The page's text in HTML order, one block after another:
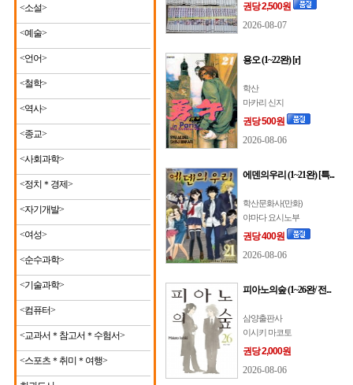
<소설>
<예술>
<언어>
<철학>
<역사>
<종교>
<사회과학>
<정치＊경제>
<자기개발>
<여성>
<순수과학>
<기술과학>
<컴퓨터>
<교과서＊참고서＊수험서>
<스포츠＊취미＊여행>
권당 2,500원
2026-08-07
용오 (1~22완) [r]
학산
마카리 신지
권당 500원
2026-08-06
에덴의우리 (1~21완) [특...
학산문화사(만화)
야마다 요시노부
권당 400원
2026-08-06
피아노의숲 (1~26완/ 전...
삼양출판사
이시키 마코토
권당 2,000원
2026-08-06